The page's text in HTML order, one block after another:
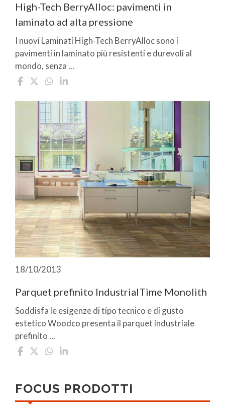
High-Tech BerryAlloc: pavimenti in
laminato ad alta pressione
I nuovi Laminati High-Tech BerryAlloc sono i
pavimenti in laminato più resistenti e durevoli al
mondo, senza ...
18/10/2013
Parquet prefinito IndustrialTime Monolith
Soddisfa le esigenze di tipo tecnico e di gusto
estetico Woodco presenta il parquet industriale
prefinito ...
FOCUS PRODOTTI